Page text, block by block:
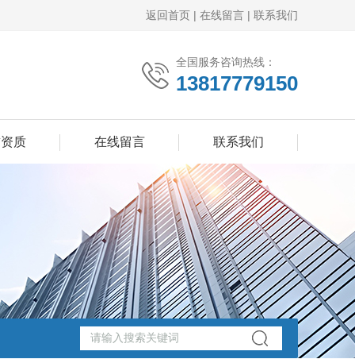
返回首页 | 在线留言 | 联系我们
全国服务咨询热线：
13817779150
质 在线留言 联系我们